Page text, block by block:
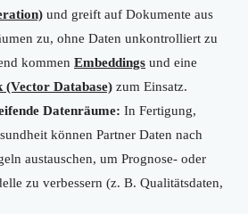
und greift auf Dokumente aus
zu, ohne Daten unkontrolliert zu
kommen Embeddings und eine
(Vector Database) zum Einsatz.
Datenräume: In Fertigung,
können Partner Daten nach
austauschen, um Prognose- oder
zu verbessern (z. B. Qualitätsdaten,